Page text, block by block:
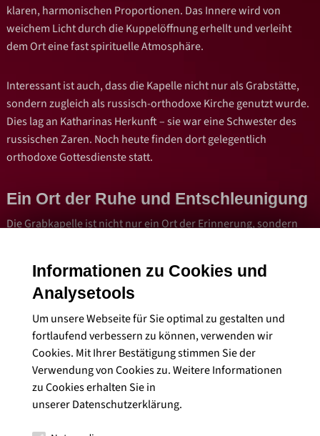
klaren, harmonischen Proportionen. Das Innere wird von
weichem Licht durch die Kuppelöffnung erhellt und verleiht
dem Ort eine fast spirituelle Atmosphäre.
Interessant ist auch, dass die Kapelle nicht nur als Grabstätte,
sondern zugleich als russisch-orthodoxe Kirche genutzt wurde.
Dies lag an Katharinas Herkunft – sie war eine Schwester des
russischen Zaren. Noch heute finden dort gelegentlich
orthodoxe Gottesdienste statt.
Ein Ort der Ruhe und Entschleunigung
Die Grabkapelle ist nicht nur ein Ort der Erinnerung, sondern
einzigartig. Viele Besucherinnen und Besucher bringen ein Glas
regionalen Weins mit, genießen die Ruhe und lassen sich von
der besonderen Stimmung tragen.
Direkt am Areal gibt es außerdem ein Bistro. Es versorgt Euch
mit leckeren Speisen, die Ihr vor Ort genießen oder auch auf
Euren weiteren Ausflug mitnehmen könnt..
Mehr Infos findet Ihr auf der Webseite
Informationen zu Cookies und
Analysetools
Um unsere Webseite für Sie optimal zu gestalten und
fortlaufend verbessern zu können, verwenden wir
Cookies. Mit Ihrer Bestätigung stimmen Sie der
Verwendung von Cookies zu. Weitere Informationen
zu Cookies erhalten Sie in
unsererDatenschutzerklärung.